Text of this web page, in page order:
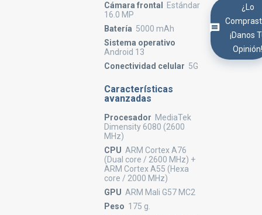
Cámara frontal
Estándar
16.0 MP
Batería 5000 mAh
Sistema operativo
Android 13
Conectividad celular 5G
Características
avanzadas
Procesador MediaTek
Dimensity 6080 (2600
MHz)
CPU ARM Cortex A76
(Dual core / 2600 MHz) +
ARM Cortex A55 (Hexa
core / 2000 MHz)
GPU ARM Mali G57 MC2
Peso 175 g.
¿Lo
¡Danos